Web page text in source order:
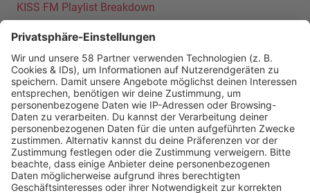
KISS FM Playlist Breakdown
Ufo361 feat. Nina Chuba - "Liebe" | Aus
der KISS FM Playlist
Ein bittersüßer Deutschrap-Hit über Herzschmerz,
Hoffnung und Sehnsucht: Ufo361 und Nina Chuba
treffen mit „Liebe“ musikalisch und emotional voll ins
Schwarze.
mehr lesen